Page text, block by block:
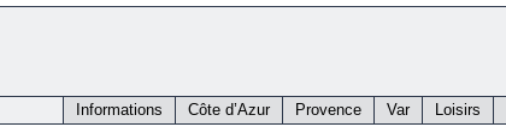
Informations Côte d’Azur Provence Var Loisirs